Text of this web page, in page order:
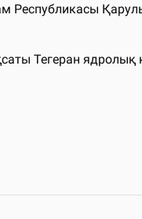
Тегеран ядролық